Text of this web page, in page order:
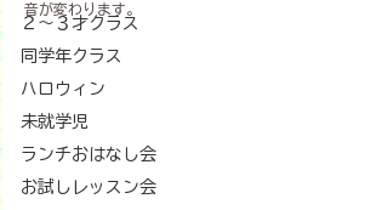
２～３才クラス
同学年クラス
ハロウィン
未就学児
ランチおはなし会
お試しレッスン会
音が変わります。